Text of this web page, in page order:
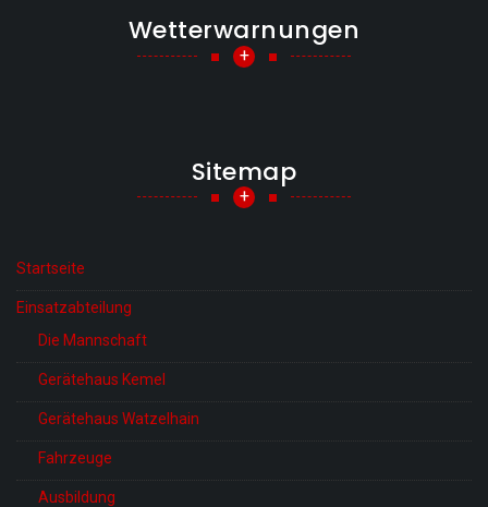
Wetterwarnungen
+
Sitemap
+
Startseite
Einsatzabteilung
Die Mannschaft
Gerätehaus Kemel
Gerätehaus Watzelhain
Fahrzeuge
Ausbildung